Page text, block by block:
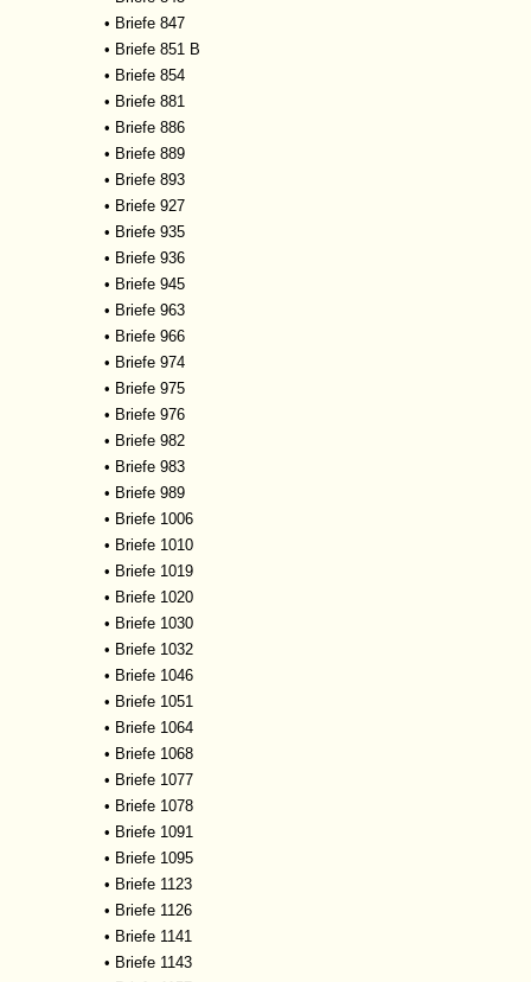
• Briefe 847
• Briefe 851 B
• Briefe 854
• Briefe 881
• Briefe 886
• Briefe 889
• Briefe 893
• Briefe 927
• Briefe 935
• Briefe 936
• Briefe 945
• Briefe 963
• Briefe 966
• Briefe 974
• Briefe 975
• Briefe 976
• Briefe 982
• Briefe 983
• Briefe 989
• Briefe 1006
• Briefe 1010
• Briefe 1019
• Briefe 1020
• Briefe 1030
• Briefe 1032
• Briefe 1046
• Briefe 1051
• Briefe 1064
• Briefe 1068
• Briefe 1077
• Briefe 1078
• Briefe 1091
• Briefe 1095
• Briefe 1123
• Briefe 1126
• Briefe 1141
• Briefe 1143